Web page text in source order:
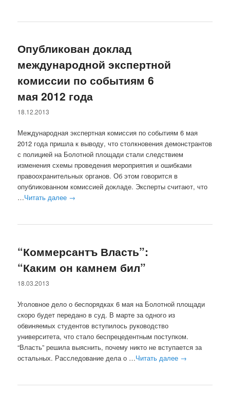
Опубликован доклад
международной экспертной
комиссии по событиям 6
мая 2012 года
18.12.2013
Международная экспертная комиссия по событиям 6 мая
2012 года пришла к выводу, что столкновения демонстрантов
с полицией на Болотной площади стали следствием
изменения схемы проведения мероприятия и ошибками
правоохранительных органов. Об этом говорится в
опубликованном комиссией докладе. Эксперты считают, что
…Читать далее →
“Коммерсантъ Власть”:
“Каким он камнем бил”
18.03.2013
Уголовное дело о беспорядках 6 мая на Болотной площади
скоро будет передано в суд. В марте за одного из
обвиняемых студентов вступилось руководство
университета, что стало беспрецедентным поступком.
“Власть” решила выяснить, почему никто не вступается за
остальных. Расследование дела о …Читать далее →